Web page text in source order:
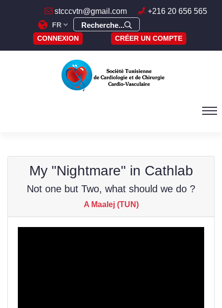
stcccvtn@gmail.com +216 20 656 565
FR Recherche...
CONNEXION CRÉER UN COMPTE
My "Nightmare" in Cathlab
Not one but Two, what should we do ?
A Maalej (TUN)